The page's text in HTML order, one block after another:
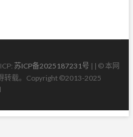
苏ICP备2025187231号 | | © 本网
转载。Copyright ©2013-2025